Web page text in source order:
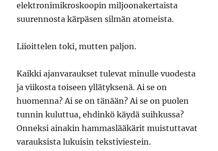
elektronimikroskoopin miljoonakertaista
suurennosta kärpäsen silmän atomeista.
Liioittelen toki, mutten paljon.
Kaikki ajanvaraukset tulevat minulle vuodesta
ja viikosta toiseen yllätyksenä. Ai se on
huomenna? Ai se on tänään? Ai se on puolen
tunnin kuluttua, ehdinkö käydä suihkussa?
Onneksi ainakin hammaslääkärit muistuttavat
varauksista lukuisin tekstiviestein.